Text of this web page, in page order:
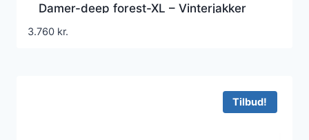
Damer-deep forest-XL – Vinterjakker
3.760 kr.
Tilbud!